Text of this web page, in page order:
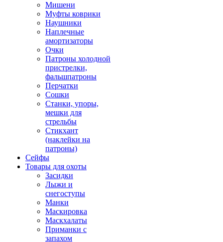
Мишени
Муфты коврики
Наушники
Наплечные
амортизаторы
Очки
Патроны холодной
пристрелки,
фальшпатроны
Перчатки
Сошки
Станки, упоры,
мешки для
стрельбы
Стикхант
(наклейки на
патроны)
Сейфы
Товары для охоты
Засидки
Лыжи и
снегоступы
Манки
Маскировка
Маскхалаты
Приманки с
запахом